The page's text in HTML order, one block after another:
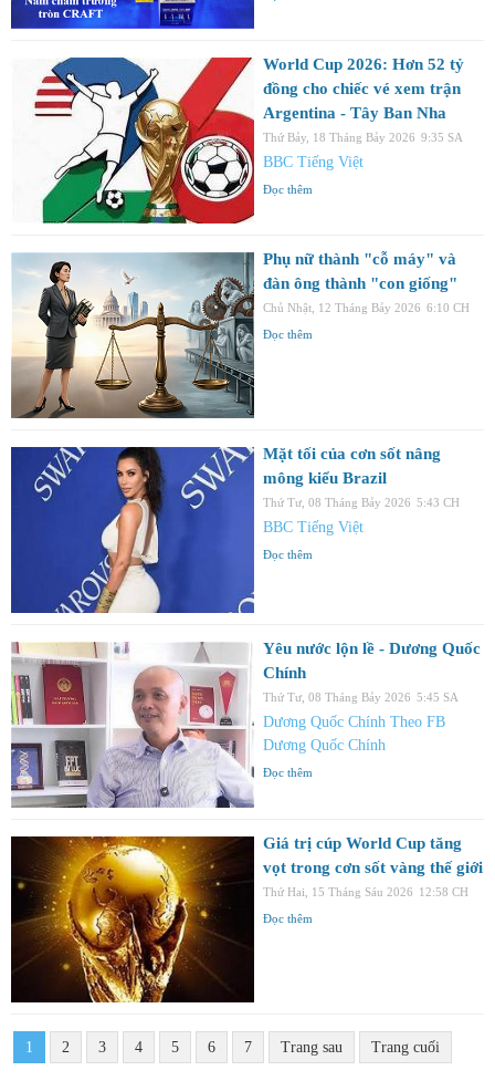
World Cup 2026: Hơn 52 tỷ
đồng cho chiếc vé xem trận
Argentina - Tây Ban Nha
Thứ Bảy, 18 Tháng Bảy 2026 9:35 SA
BBC Tiếng Việt
Đọc thêm
Phụ nữ thành "cỗ máy" và
đàn ông thành "con giống"
Chủ Nhật, 12 Tháng Bảy 2026 6:10 CH
Đọc thêm
Mặt tối của cơn sốt nâng
mông kiểu Brazil
Thứ Tư, 08 Tháng Bảy 2026 5:43 CH
BBC Tiếng Việt
Đọc thêm
Yêu nước lộn lề - Dương Quốc
Chính
Thứ Tư, 08 Tháng Bảy 2026 5:45 SA
Dương Quốc Chính Theo FB
Dương Quốc Chính
Đọc thêm
Giá trị cúp World Cup tăng
vọt trong cơn sốt vàng thế giới
Thứ Hai, 15 Tháng Sáu 2026 12:58 CH
Đọc thêm
1 2 3 4 5 6 7 Trang sau Trang cuối